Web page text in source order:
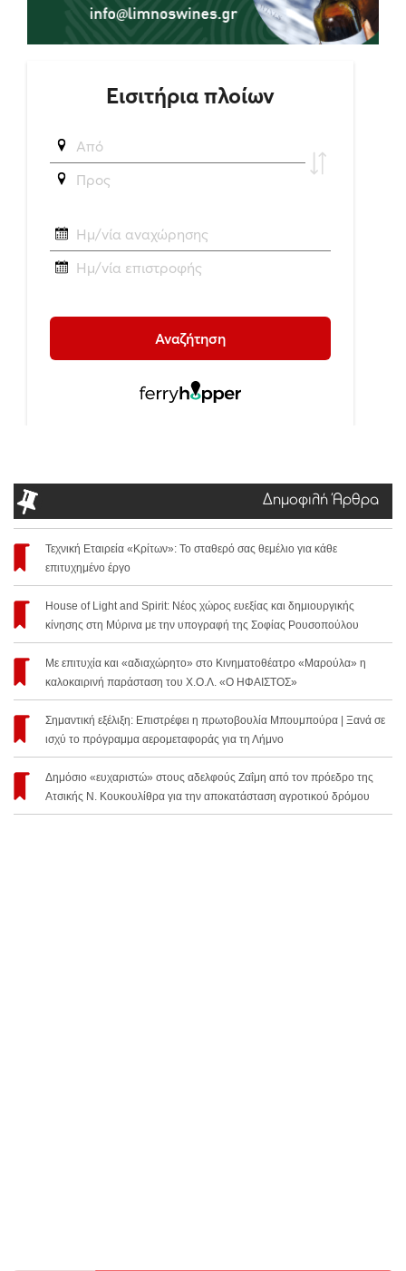
Δημοφιλή Άρθρα
Τεχνική Εταιρεία «Κρίτων»: Το σταθερό σας θεμέλιο για κάθε
επιτυχημένο έργο
House of Light and Spirit: Νέος χώρος ευεξίας και δημιουργικής
κίνησης στη Μύρινα με την υπογραφή της Σοφίας Ρουσοπούλου
Με επιτυχία και «αδιαχώρητο» στο Κινηματοθέατρο «Μαρούλα» η
καλοκαιρινή παράσταση του Χ.Ο.Λ. «Ο ΗΦΑΙΣΤΟΣ»
Σημαντική εξέλιξη: Επιστρέφει η πρωτοβουλία Μπουμπούρα | Ξανά σε
ισχύ το πρόγραμμα αερομεταφοράς για τη Λήμνο
Δημόσιο «ευχαριστώ» στους αδελφούς Ζαΐμη από τον πρόεδρο της
Ατσικής Ν. Κουκουλίθρα για την αποκατάσταση αγροτικού δρόμου